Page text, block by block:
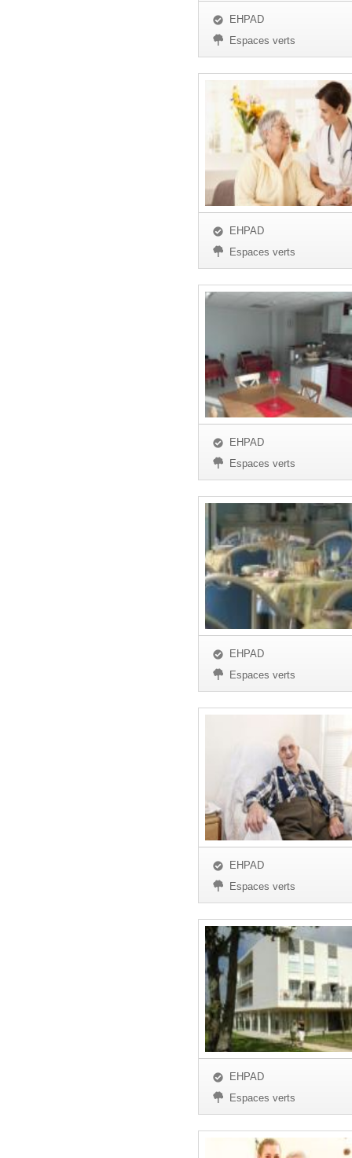
EHPAD
Espaces verts
EHPAD
Espaces verts
EHPAD
Espaces verts
EHPAD
Espaces verts
EHPAD
Espaces verts
EHPAD
Espaces verts